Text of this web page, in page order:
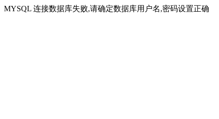
MYSQL 连接数据库失败,请确定数据库用户名,密码设置正确